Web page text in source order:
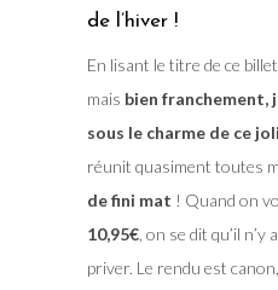
de l’hiver !
En lisant le titre de ce
mais bien
sous le charme de ce
réunit quasiment toutes
de fini mat ! Quand on
10,95€, on se dit qu’il n’y
priver. Le rendu est canon,